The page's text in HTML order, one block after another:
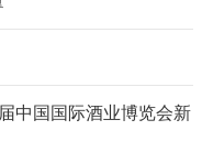
中国国际酒业博览会新